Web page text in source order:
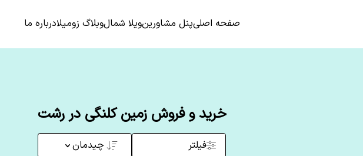
صفحه اصلیپنل مشاورینویلا شمالوبلاگ زومیلادرباره ما
خرید و فروش زمین کلنگی در رشت
فیلتر چیدمان